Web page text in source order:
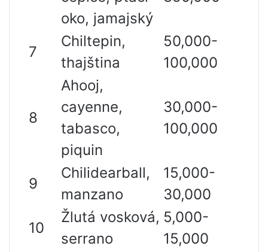
oko, jamajský
7
Chiltepin,
thajština
50,000-
100,000
8
Ahooj,
cayenne,
tabasco,
piquin
30,000-
100,000
9
Chilidearball,
manzano
15,000-
30,000
10
Žlutá vosková,
serrano
5,000-
15,000